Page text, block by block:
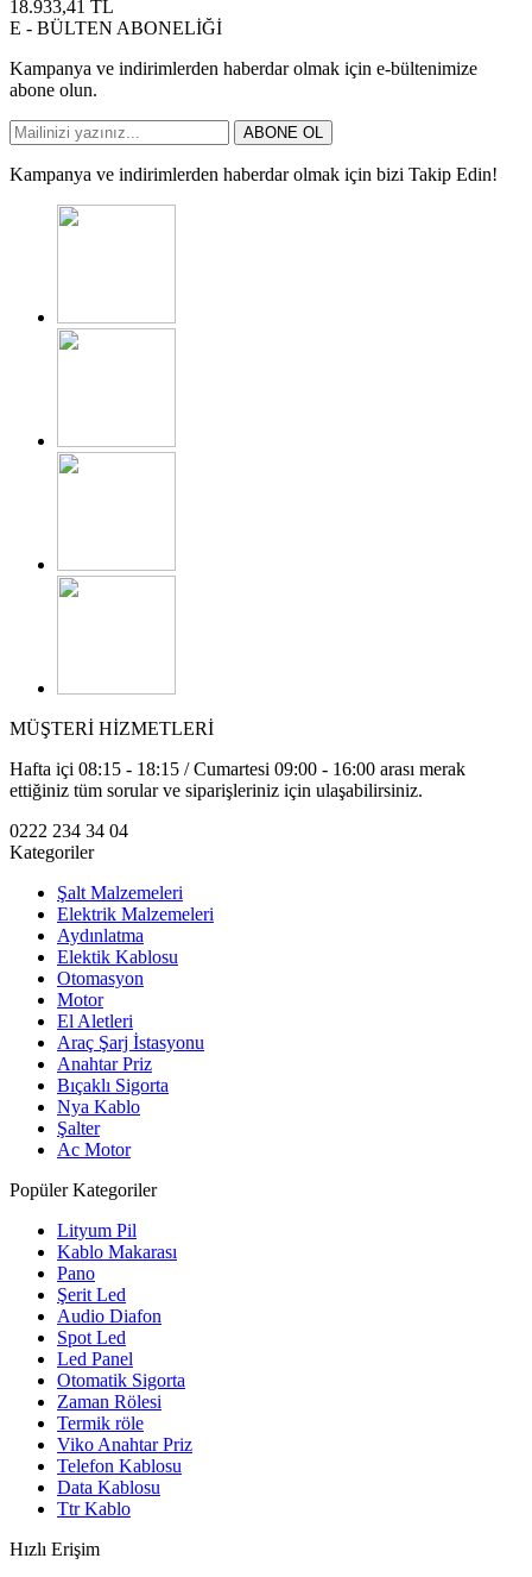
18.933,41 TL
E - BÜLTEN ABONELİĞİ
Kampanya ve indirimlerden haberdar olmak için e-bültenimize
abone olun.
ABONE OL
Kampanya ve indirimlerden haberdar olmak için bizi Takip Edin!
MÜŞTERİ HİZMETLERİ
Hafta içi 08:15 - 18:15 / Cumartesi 09:00 - 16:00 arası merak
ettiğiniz tüm sorular ve siparişleriniz için ulaşabilirsiniz.
0222 234 34 04
Kategoriler
Şalt Malzemeleri
Elektrik Malzemeleri
Aydınlatma
Elektik Kablosu
Otomasyon
Motor
El Aletleri
Araç Şarj İstasyonu
Anahtar Priz
Bıçaklı Sigorta
Nya Kablo
Şalter
Ac Motor
Popüler Kategoriler
Lityum Pil
Kablo Makarası
Pano
Şerit Led
Audio Diafon
Spot Led
Led Panel
Otomatik Sigorta
Zaman Rölesi
Termik röle
Viko Anahtar Priz
Telefon Kablosu
Data Kablosu
Ttr Kablo
Hızlı Erişim